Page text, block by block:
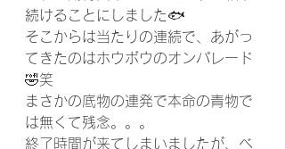
続けることにしました🐟️
そこからは当たりの連続で、あがっ
てきたのはホウボウのオンパレード
🤣笑
まさかの底物の連発で本命の青物で
は無くて残念。。。
終了時間が来てしまいましたが、ベ